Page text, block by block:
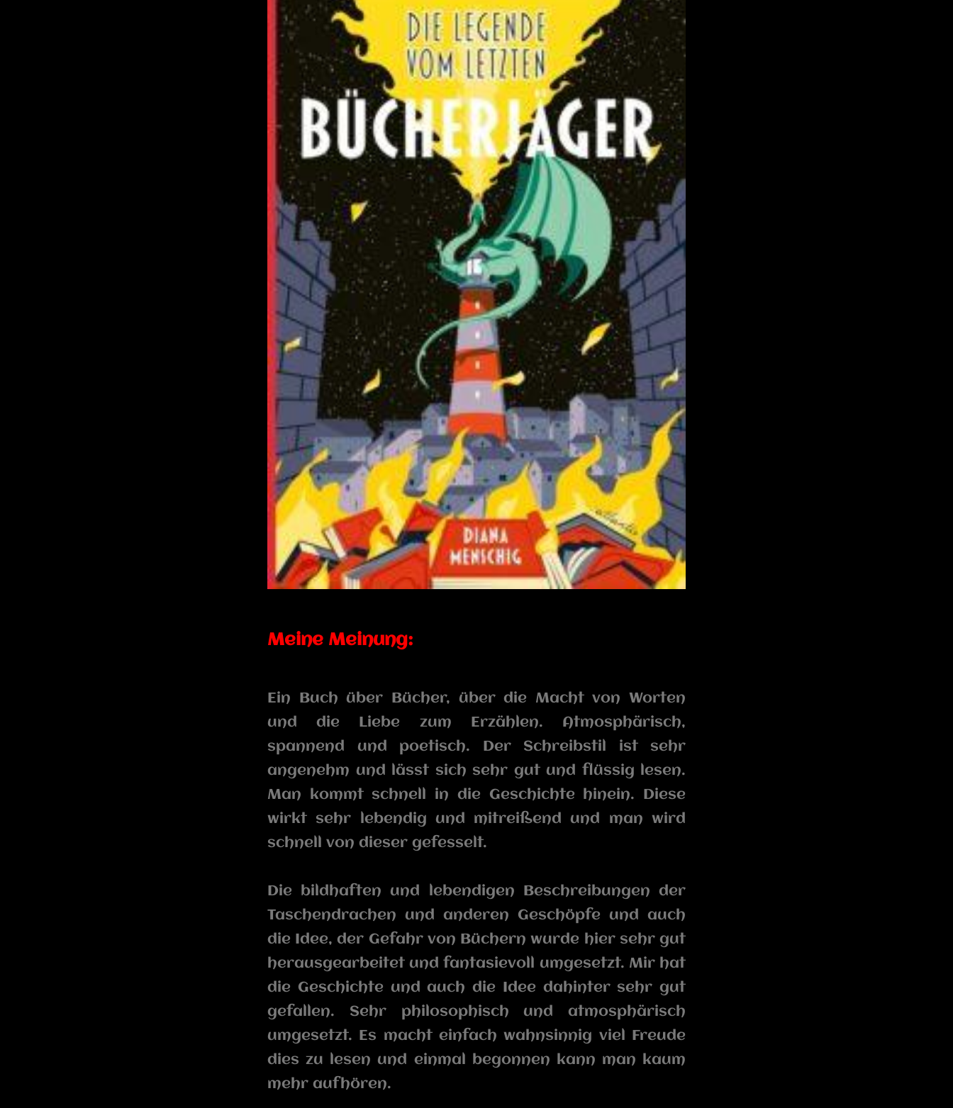
Meine Meinung:
Ein Buch über Bücher, über die Macht von Worten
und die Liebe zum Erzählen. Atmosphärisch,
spannend und poetisch. Der Schreibstil ist sehr
angenehm und lässt sich sehr gut und flüssig lesen.
Man kommt schnell in die Geschichte hinein. Diese
wirkt sehr lebendig und mitreißend und man wird
schnell von dieser gefesselt.
Die bildhaften und lebendigen Beschreibungen der
Taschendrachen und anderen Geschöpfe und auch
die Idee, der Gefahr von Büchern wurde hier sehr gut
herausgearbeitet und fantasievoll umgesetzt. Mir hat
die Geschichte und auch die Idee dahinter sehr gut
gefallen. Sehr philosophisch und atmosphärisch
umgesetzt. Es macht einfach wahnsinnig viel Freude
dies zu lesen und einmal begonnen kann man kaum
mehr aufhören.